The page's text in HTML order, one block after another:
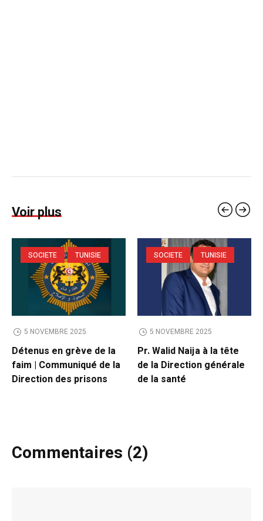
Voir plus
SOCIETE TUNISIE
5 NOVEMBRE 2025
Détenus en grève de la
faim | Communiqué de la
Direction des prisons
SOCIETE TUNISIE
5 NOVEMBRE 2025
Pr. Walid Naija à la tête
de la Direction générale
de la santé
Commentaires (2)